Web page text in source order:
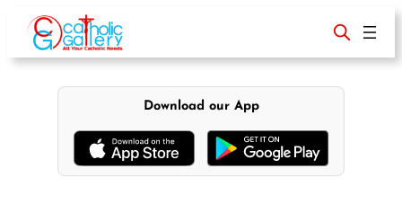
content
Download our App